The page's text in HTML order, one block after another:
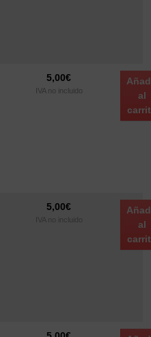
5,00€
IVA no incluido
al
5,00€
IVA no incluido
al